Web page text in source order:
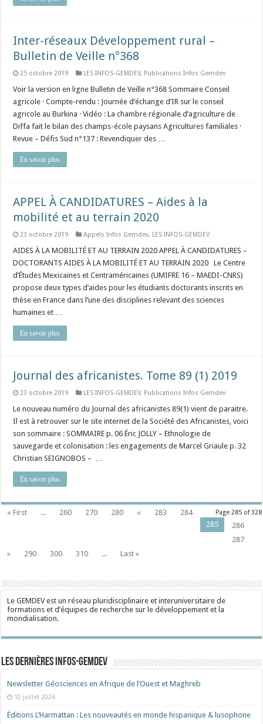
Inter-réseaux Développement rural –
Bulletin de Veille n°368
25 octobre 2019 LES INFOS-GEMDEV, Publications Infos Gemdev
Voir la version en ligne Bulletin de Veille n°368 Sommaire Conseil
agricole · Compte-rendu : Journée d’échange d’IR sur le conseil
agricole au Burkina · Vidéo : La chambre régionale d’agriculture de
Diffa fait le bilan des champs-école paysans Agricultures familiales ·
Revue – Défis Sud n°137 : Revendiquer des …
En savoir plus
APPEL À CANDIDATURES – Aides à la
mobilité et au terrain 2020
23 octobre 2019 Appels Infos Gemdev, LES INFOS-GEMDEV
AIDES À LA MOBILITÉ ET AU TERRAIN 2020 APPEL À CANDIDATURES –
DOCTORANTS AIDES À LA MOBILITÉ ET AU TERRAIN 2020 Le Centre
d’Études Mexicaines et Centraméricaines (UMIFRE 16 – MAEDI-CNRS)
propose deux types d’aides pour les étudiants doctorants inscrits en
thèse en France dans l’une des disciplines relevant des sciences
humaines et …
En savoir plus
Journal des africanistes. Tome 89 (1) 2019
23 octobre 2019 LES INFOS-GEMDEV, Publications Infos Gemdev
Le nouveau numéro du Journal des africanistes 89(1) vient de paraitre.
Il est à retrouver sur le site internet de la Société des Africanistes, voici
son sommaire : SOMMAIRE p. 06 Éric JOLLY – Ethnologie de
sauvegarde et colonisation : les engagements de Marcel Griaule p. 32
Christian SEIGNOBOS – …
En savoir plus
Page 285 of 328
« First ... 260 270 280 « 283
284
285
286
287
»
290 300 310 ... Last »
Le GEMDEV est un réseau pluridisciplinaire et interuniversitaire de
formations et d’équipes de recherche sur le développement et la
mondialisation.
Les dernières Infos-Gemdev
Newsletter Géosciences en Afrique de l’Ouest et Maghreb
10 juillet 2026
Éditions L’Harmattan : Les nouveautés en monde hispanique & lusophone